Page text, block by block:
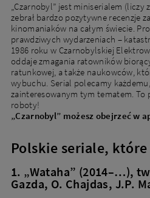
„Czarnobyl” jest miniserialem
zebrał bardzo pozytywne recenzje
kinomaniaków na całym świecie.
prawdziwych wydarzeniach –
1986 roku w Czarnobylskiej
oddaje zmagania ratowników
ratunkowej, a także naukowców,
wybuchu. Serial polecamy
zainteresowanym tym tematem. To
roboty!
„Czarnobyl” możesz obejrzeć w
Polskie seriale,
1. „Wataha” (2014–…),
Gazda, O. Chajdas, J.P.